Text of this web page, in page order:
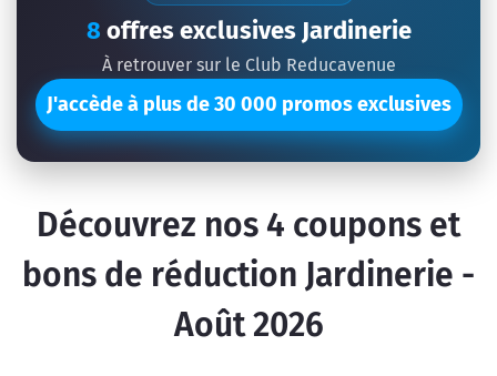
8 offres exclusives Jardinerie
À retrouver sur le Club Reducavenue
J'accède à plus de 30 000 promos exclusives
Découvrez nos 4 coupons et
bons de réduction Jardinerie -
Août 2026